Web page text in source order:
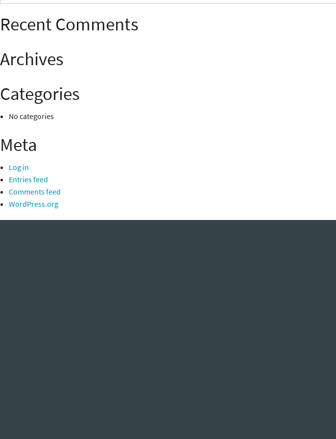
Recent Comments
Archives
Categories
No categories
Meta
Log in
Entries feed
Comments feed
WordPress.org